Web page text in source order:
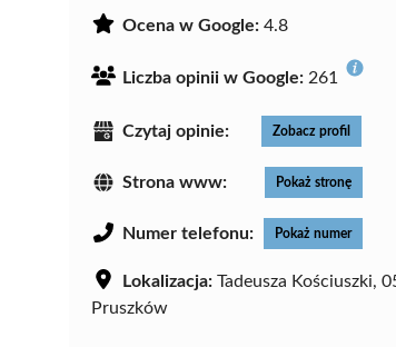
Ocena w Google: 4.8
Liczba opinii w Google: 261
Czytaj opinie: Zobacz profil
Strona www: Pokaż stronę
Numer telefonu: Pokaż numer
Lokalizacja: Tadeusza Kościuszki,
Pruszków